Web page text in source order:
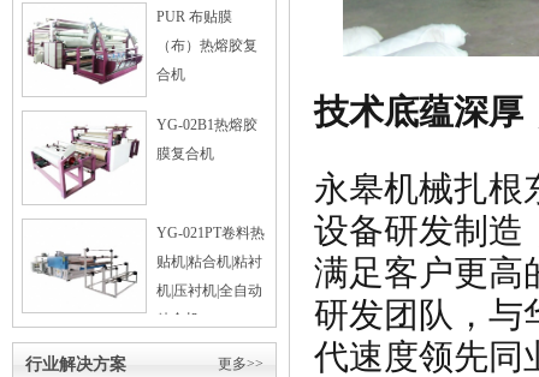
PUR 布贴膜
（布）热熔胶复
合机
YG-02B1热熔胶
膜复合机
YG-021PT卷料热
贴机|粘合机|粘衬
机|压衬机|全自动
粘合机
更多>>
行业解决方案
技术底蕴深厚
永皋机械扎根
设备研发制造
满足客户更高
研发团队，与
代速度领先同